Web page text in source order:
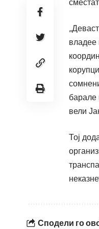
владее
барале
вели
Тој
Сподели го